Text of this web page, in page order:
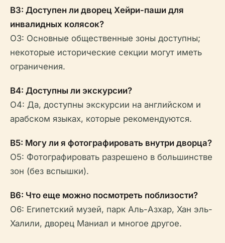
В3: Доступен ли дворец Хейри-паши для
инвалидных колясок?
О3: Основные общественные зоны доступны;
некоторые исторические секции могут иметь
ограничения.
В4: Доступны ли экскурсии?
О4: Да, доступны экскурсии на английском и
арабском языках, которые рекомендуются.
В5: Могу ли я фотографировать внутри дворца?
О5: Фотографировать разрешено в большинстве
зон (без вспышки).
В6: Что еще можно посмотреть поблизости?
О6: Египетский музей, парк Аль-Азхар, Хан эль-
Халили, дворец Маниал и многое другое.